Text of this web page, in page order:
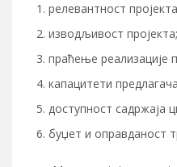
релевантност
изводљивост пројекта;
праћење реализације
капацитети
доступност садржаја
буџет и оправданост